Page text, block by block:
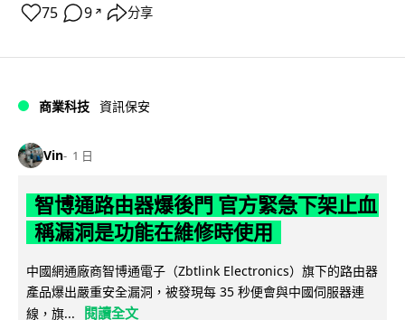
75 9 ↗ 分享
商業科技 資訊保安
Vin 1 日
智博通路由器爆後門 官方緊急下架止血
稱漏洞是功能在維修時使用
中國網通廠商智博通電子（Zbtlink Electronics）旗下的路由器
產品爆出嚴重安全漏洞，被發現每 35 秒便會與中國伺服器連
線，旗...
閱讀全文